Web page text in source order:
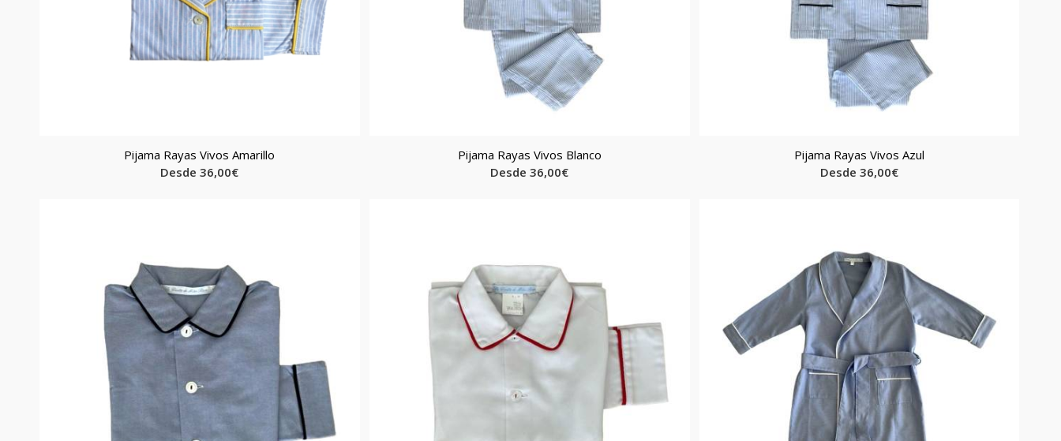
Pijama Rayas Vivos Amarillo
Desde36,00€
Pijama Rayas Vivos Blanco
Desde36,00€
Pijama Rayas Vivos Azul
Desde36,00€